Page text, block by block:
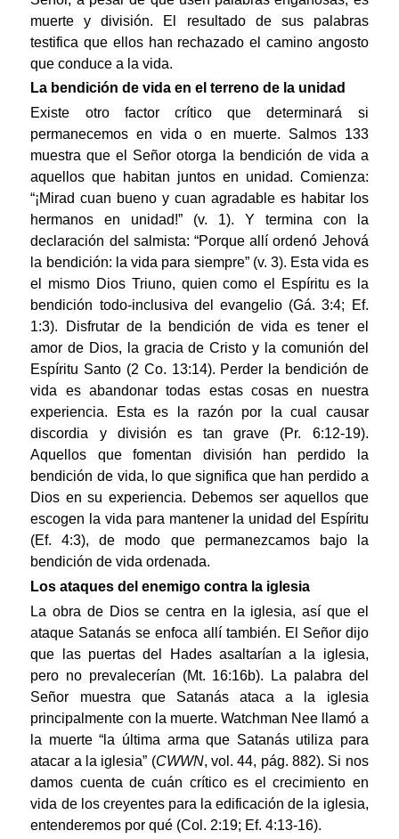
muerte y división. El resultado de sus palabras
testifica que ellos han rechazado el camino angosto
que conduce a la vida.
La bendición de vida en el terreno de la unidad
Existe otro factor crítico que determinará si
permanecemos en vida o en muerte. Salmos 133
muestra que el Señor otorga la bendición de vida a
aquellos que habitan juntos en unidad. Comienza:
“¡Mirad cuan bueno y cuan agradable es habitar los
hermanos en unidad!” (v. 1). Y termina con la
declaración del salmista: “Porque allí ordenó Jehová
la bendición: la vida para siempre” (v. 3). Esta vida es
el mismo Dios Triuno, quien como el Espíritu es la
bendición todo-inclusiva del evangelio (Gá. 3:4; Ef.
1:3). Disfrutar de la bendición de vida es tener el
amor de Dios, la gracia de Cristo y la comunión del
Espíritu Santo (2 Co. 13:14). Perder la bendición de
vida es abandonar todas estas cosas en nuestra
experiencia. Esta es la razón por la cual causar
discordia y división es tan grave (Pr. 6:12-19).
Aquellos que fomentan división han perdido la
bendición de vida, lo que significa que han perdido a
Dios en su experiencia. Debemos ser aquellos que
escogen la vida para mantener la unidad del Espíritu
(Ef. 4:3), de modo que permanezcamos bajo la
bendición de vida ordenada.
Los ataques del enemigo contra la iglesia
La obra de Dios se centra en la iglesia, así que el
ataque Satanás se enfoca allí también. El Señor dijo
que las puertas del Hades asaltarían a la iglesia,
pero no prevalecerían (Mt. 16:16b). La palabra del
Señor muestra que Satanás ataca a la iglesia
principalmente con la muerte. Watchman Nee llamó a
la muerte “la última arma que Satanás utiliza para
atacar a la iglesia” (CWWN, vol. 44, pág. 882). Si nos
damos cuenta de cuán crítico es el crecimiento en
vida de los creyentes para la edificación de la iglesia,
entenderemos por qué (Col. 2:19; Ef. 4:13-16).